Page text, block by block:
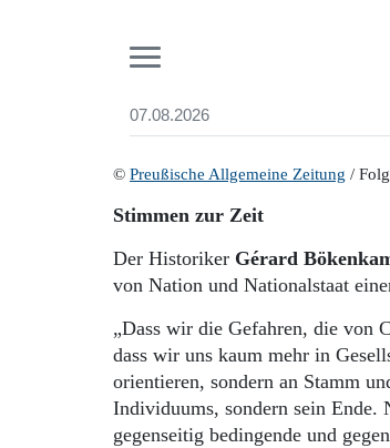
07.08.2026
Start
Aktuelle Ausgabe
Abonnenten-Login
Abonnent werden
Abo Prämien
Archiv
Mediadaten
Suchen und finden
© Preußische Allgemeine Zeitung /
Stimmen zur Zeit
Der Historiker Gérard
von Nation und Nationalstaat
„Dass wir die Gefahren, die von
dass wir uns kaum mehr in
orientieren, sondern an Stamm
Individuums, sondern sein Ende.
gegenseitig bedingende und